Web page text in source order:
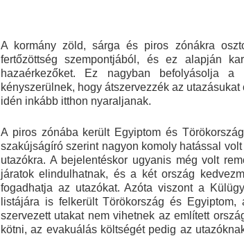
A kormány zöld, sárga és piros zónákra
fertőzöttség szempontjából, és ez alapján
hazaérkezőket. Ez nagyban befolyásolja
kényszerülnek, hogy átszervezzék az
idén inkább itthon nyaraljanak.
A piros zónába került Egyiptom és
szakújságíró szerint nagyon komoly hatással
utazókra. A bejelentéskor ugyanis még volt
járatok elindulhatnak, és a két ország
fogadhatja az utazókat. Azóta viszont a
listájára is felkerült Törökország és
szervezett utakat nem vihetnek az említett
kötni, az evakuálás költségét pedig az